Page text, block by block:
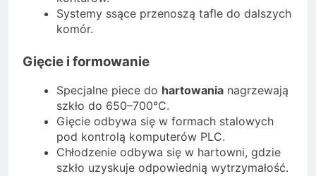
Systemy ssące przenoszą tafle do dalszych
komór.
Gięcie i formowanie
Specjalne piece do hartowania nagrzewają
szkło do 650–700°C.
Gięcie odbywa się w formach stalowych
pod kontrolą komputerów PLC.
Chłodzenie odbywa się w hartowni, gdzie
szkło uzyskuje odpowiednią wytrzymałość.